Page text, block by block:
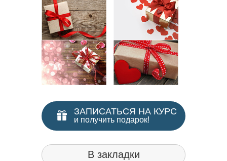
ЗАПИСАТЬСЯ НА КУРС
и получить подарок!
В закладки